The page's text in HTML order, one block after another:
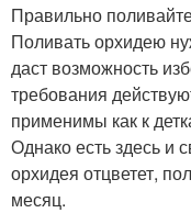
Правильно
Поливать орхидею
даст возможность
требования
применимы как к
Однако есть здесь и
орхидея отцветет,
месяц.